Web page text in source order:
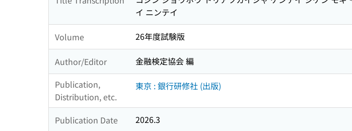
イ ニンテイ
Volume 26年度試験版
Author/Editor
金融検定協会 編
Publication,
Distribution, etc.
東京 : 銀行研修社 (出版)
Publication Date
2026.3